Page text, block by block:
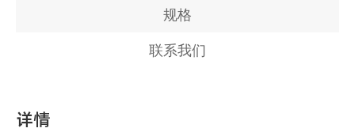
规格
联系我们
详情